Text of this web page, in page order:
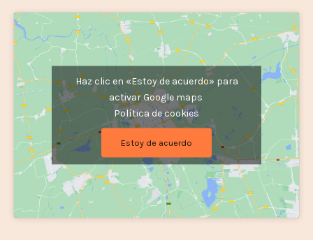
Haz clic en «Estoy de acuerdo» para
activar Google maps
Política de cookies
Estoy de acuerdo